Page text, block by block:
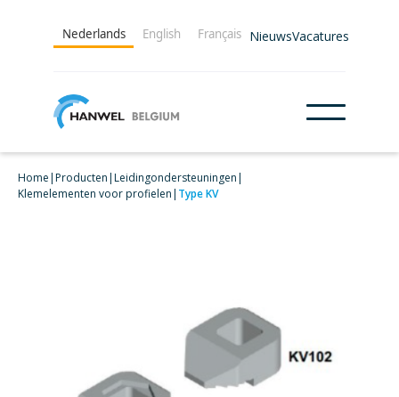
Nederlands English Français NieuwsVacatures
Home|Producten|Leidingondersteuningen|
Klemelementen voor profielen| Type KV